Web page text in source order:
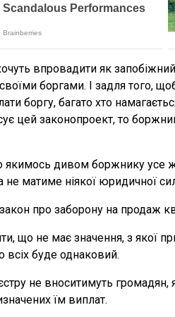
впровадити як
боргами. І задля того,
боргу, багато хто
цей законопроект, то
якимось дивом боржнику усе
не матиме ніякої юридичної
про заборону на продаж
що не має значення, з якої
всіх буде однаковий.
не вноситимуть громадян,
їм виплат.